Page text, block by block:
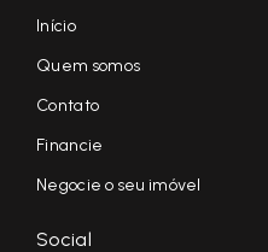
Início
Quem somos
Contato
Financie
Negocie o seu imóvel
Social